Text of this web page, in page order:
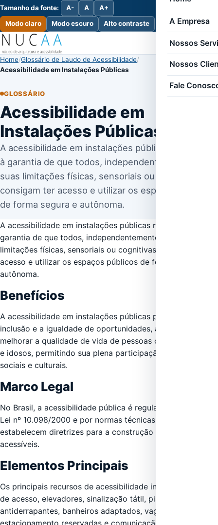
Tamanho da fonte: A- A A+
Modo claro Modo escuro Alto contraste A Empresa
Nossos
Nossos
Fale
Home Glossário de Laudo de Acessibilidade
Acessibilidade em Instalações Públicas
GLOSSÁRIO
Acessibilidade em
Instalações Públicas
A acessibilidade em instalações públicas refere-se
à garantia de que todos, independentemente de
suas limitações físicas, sensoriais ou cognitivas,
consigam ter acesso e utilizar os espaços públicos
de forma segura e autônoma.
A acessibilidade em instalações públicas refere-se à
garantia de que todos, independentemente de suas
limitações físicas, sensoriais ou cognitivas, consigam ter
acesso e utilizar os espaços públicos de forma segura e
autônoma.
Benefícios
A acessibilidade em instalações públicas promove a
inclusão e a igualdade de oportunidades, além de
melhorar a qualidade de vida de pessoas com deficiência
e idosos, permitindo sua plena participação em atividades
sociais e culturais.
Marco Legal
No Brasil, a acessibilidade pública é regulamentada pela
Lei nº 10.098/2000 e por normas técnicas da ABNT, que
estabelecem diretrizes para a construção de espaços
acessíveis.
Elementos Principais
Os principais recursos de acessibilidade incluem rampas
de acesso, elevadores, sinalização tátil, pisos
antiderrapantes, banheiros adaptados, vagas de
estacionamento reservadas e comunicação acessível para